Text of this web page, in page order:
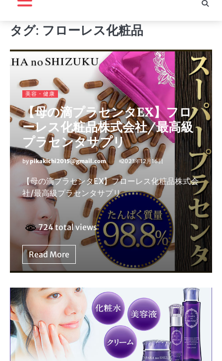
タグ: フローレス化粧品
美容・健康
【母の滴プラセンタEX】フロ
ーレス化粧品株式会社/最高級
プラセンタサプリ
bypikakichi2015@gmail.com 2023年12月16日
【母の滴プラセンタEX】フローレス化粧品株式会
社/最高級プラセンタサプリ
724 total views
Read More